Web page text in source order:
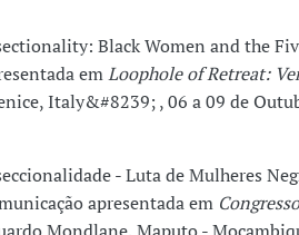
Black Women and the
emLoophole of Retreat:
Italy&#8239; , 06 a 09 de
- Luta de Mulheres
apresentada em